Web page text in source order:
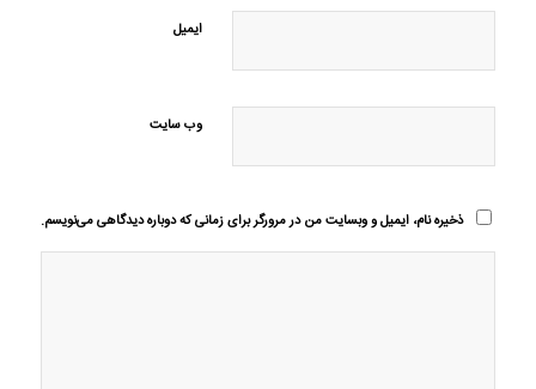
ایمیل
وب‌ سایت
ذخیره نام، ایمیل و وبسایت من در مرورگر برای زمانی که دوباره دیدگاهی می‌نویسم.